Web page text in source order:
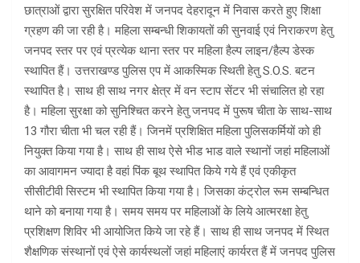
छात्राओं द्वारा सुरक्षित परिवेश में जनपद देहरादून में निवास करते हुए शिक्षा
ग्रहण की जा रही है। महिला सम्बन्धी शिकायतों की सुनवाई एवं निराकरण हेतु
जनपद स्तर पर एवं प्रत्येक थाना स्तर पर महिला हैल्प लाइन/हैल्प डेस्क
स्थापित हैं। उत्तराखण्ड पुलिस एप में आकस्मिक स्थिती हेतु S.O.S. बटन
स्थापित है। साथ ही साथ नगर क्षेत्र में वन स्टाप सेंटर भी संचालित हो रहा
है। महिला सुरक्षा को सुनिश्चित करने हेतु जनपद में पुरूष चीता के साथ-साथ
13 गौरा चीता भी चल रही हैं। जिनमें प्रशिक्षित महिला पुलिसकर्मियों को ही
नियुक्त किया गया है। साथ ही साथ ऐसे भीड भाड वाले स्थानों जहां महिलाओं
का आवागमन ज्यादा है वहां पिंक बूथ स्थापित किये गये हैं एवं एकीकृत
सीसीटीवी सिस्टम भी स्थापित किया गया है। जिसका कंट्रोल रूम सम्बन्धित
थाने को बनाया गया है। समय समय पर महिलाओं के लिये आत्मरक्षा हेतु
प्रशिक्षण शिविर भी आयोजित किये जा रहे हैं। साथ ही साथ जनपद में स्थित
शैक्षणिक संस्थानों एवं ऐसे कार्यस्थलों जहां महिलाएं कार्यरत हैं में जनपद पुलिस